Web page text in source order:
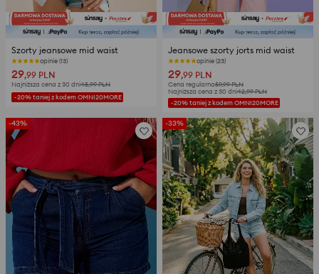
Szorty jeansowe mid waist
opinie (13)
29,99 PLN
Najniższa cena z 30 dni45,99PLN
-20% taniej z kodem OMNI20MORE
Jeansowe szorty jorts mid waist
opinie (23)
29,99 PLN
Cena regularna59,99PLN
Najniższa cena z 30 dni42,99PLN
-20% taniej z kodem OMNI20MORE
-43% -33%